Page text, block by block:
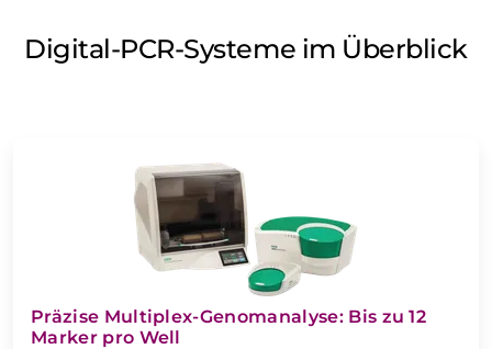
Digital-PCR-Systeme im Überblick
Präzise Multiplex-Genomanalyse: Bis zu 12
Marker pro Well